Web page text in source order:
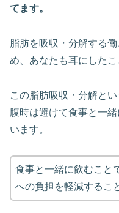
てます。
脂肪を吸収・分解する
め、あなたも耳にしたこ
この脂肪吸収・分解と
腹時は避けて食事と一
います。
食事と一緒に飲むこと
への負担を軽減するこ